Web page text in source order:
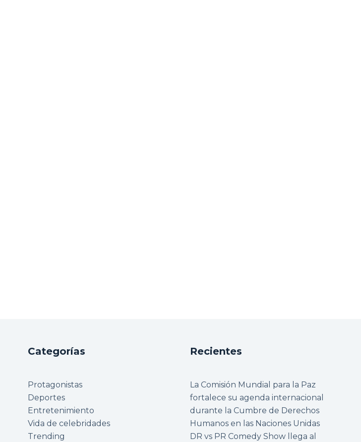
Categorías
Protagonistas
Deportes
Entretenimiento
Vida de celebridades
Trending
Recientes
La Comisión Mundial para la Paz
fortalece su agenda internacional
durante la Cumbre de Derechos
Humanos en las Naciones Unidas
DR vs PR Comedy Show llega al